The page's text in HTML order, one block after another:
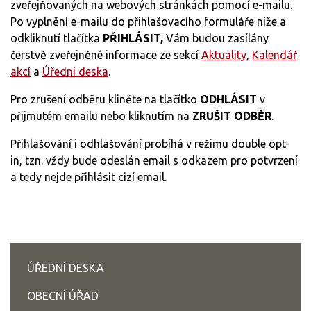
zveřejňovaných na webových stránkách pomocí e-mailu.
Po vyplnění e-mailu do přihlašovacího formuláře níže a
odkliknutí tlačítka PŘIHLÁSIT, Vám budou zasílány
čerstvě zveřejněné informace ze sekcí Aktuality, Kalendář
akcí a Úřední deska.
Pro zrušení odběru kliněte na tlačítko ODHLÁSIT v
přijmutém emailu nebo kliknutím na ZRUŠIT ODBĚR.
Přihlašování i odhlašování probíhá v režimu double opt-
in, tzn. vždy bude odeslán email s odkazem pro potvrzení
a tedy nejde přihlásit cizí email.
ÚŘEDNÍ DESKA
OBECNÍ ÚŘAD